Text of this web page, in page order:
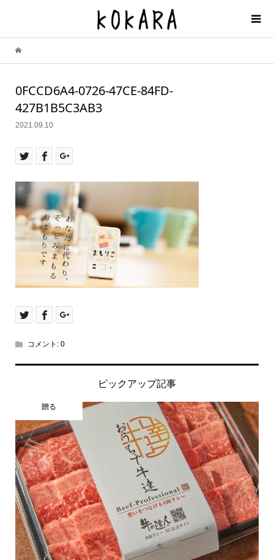
0FCCD6A4-0726-47CE-84FD-
427B1B5C3AB3
2021.09.10
コメント: 0
ピックアップ記事
贈る